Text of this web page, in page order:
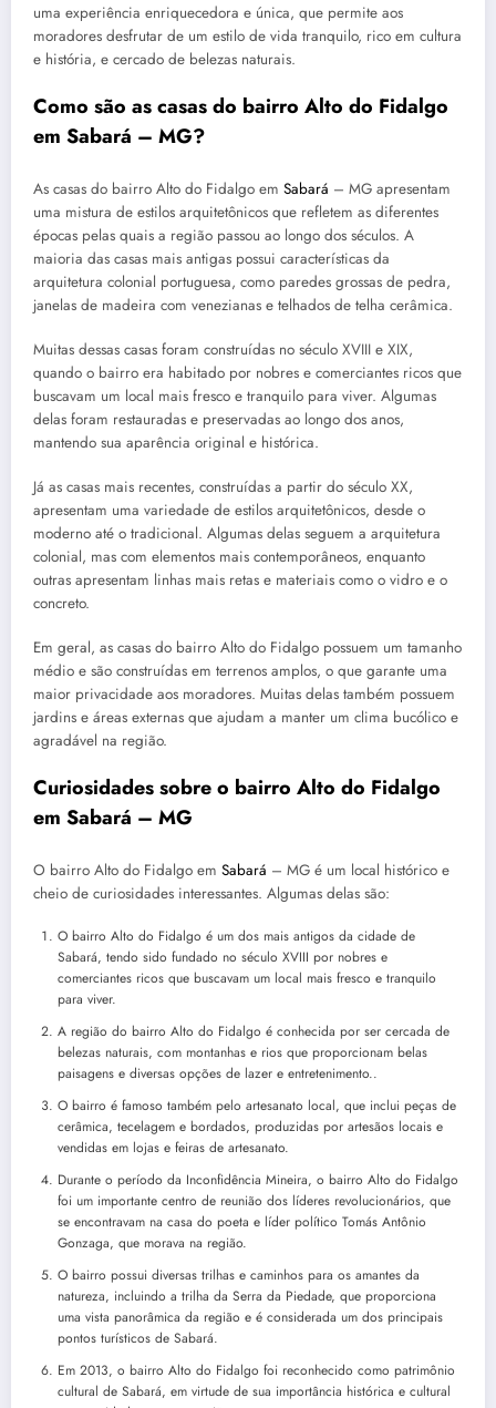
uma experiência enriquecedora e única, que permite aos
moradores desfrutar de um estilo de vida tranquilo, rico em cultura
e história, e cercado de belezas naturais.
Como são as casas do bairro Alto do Fidalgo
em Sabará – MG?
As casas do bairro Alto do Fidalgo em Sabará – MG apresentam
uma mistura de estilos arquitetônicos que refletem as diferentes
épocas pelas quais a região passou ao longo dos séculos. A
maioria das casas mais antigas possui características da
arquitetura colonial portuguesa, como paredes grossas de pedra,
janelas de madeira com venezianas e telhados de telha cerâmica.
Muitas dessas casas foram construídas no século XVIII e XIX,
quando o bairro era habitado por nobres e comerciantes ricos que
buscavam um local mais fresco e tranquilo para viver. Algumas
delas foram restauradas e preservadas ao longo dos anos,
mantendo sua aparência original e histórica.
Já as casas mais recentes, construídas a partir do século XX,
apresentam uma variedade de estilos arquitetônicos, desde o
moderno até o tradicional. Algumas delas seguem a arquitetura
colonial, mas com elementos mais contemporâneos, enquanto
outras apresentam linhas mais retas e materiais como o vidro e o
concreto.
Em geral, as casas do bairro Alto do Fidalgo possuem um tamanho
médio e são construídas em terrenos amplos, o que garante uma
maior privacidade aos moradores. Muitas delas também possuem
jardins e áreas externas que ajudam a manter um clima bucólico e
agradável na região.
Curiosidades sobre o bairro Alto do Fidalgo
em Sabará – MG
O bairro Alto do Fidalgo em Sabará – MG é um local histórico e
cheio de curiosidades interessantes. Algumas delas são:
O bairro Alto do Fidalgo é um dos mais antigos da cidade de
Sabará, tendo sido fundado no século XVIII por nobres e
comerciantes ricos que buscavam um local mais fresco e tranquilo
para viver.
A região do bairro Alto do Fidalgo é conhecida por ser cercada de
belezas naturais, com montanhas e rios que proporcionam belas
paisagens e diversas opções de lazer e entretenimento..
O bairro é famoso também pelo artesanato local, que inclui peças de
cerâmica, tecelagem e bordados, produzidas por artesãos locais e
vendidas em lojas e feiras de artesanato.
Durante o período da Inconfidência Mineira, o bairro Alto do Fidalgo
foi um importante centro de reunião dos líderes revolucionários, que
se encontravam na casa do poeta e líder político Tomás Antônio
Gonzaga, que morava na região.
O bairro possui diversas trilhas e caminhos para os amantes da
natureza, incluindo a trilha da Serra da Piedade, que proporciona
uma vista panorâmica da região e é considerada um dos principais
pontos turísticos de Sabará.
Em 2013, o bairro Alto do Fidalgo foi reconhecido como patrimônio
cultural de Sabará, em virtude de sua importância histórica e cultural